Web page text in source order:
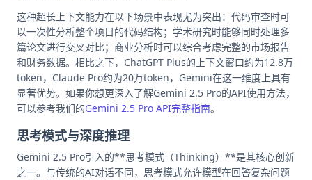
这种超长上下文能力在以下场景中表现尤为突出：代码审查时可
以一次性分析整个项目的代码结构；学术研究时能够同时处理多
篇论文进行交叉对比；商业分析时可以综合考虑完整的市场报告
和财务数据。相比之下，ChatGPT Plus的上下文窗口约为12.8万
token，Claude Pro约为20万token，Gemini在这一维度上具有
显著优势。如果你想更深入了解Gemini 2.5 Pro的API使用方法，
可以参考我们的Gemini 2.5 Pro API完整指南。
思考模式与深度推理
Gemini 2.5 Pro引入的**思考模式（Thinking）**是其核心创新
之一。与传统的AI对话不同，思考模式允许模型在回答复杂问题